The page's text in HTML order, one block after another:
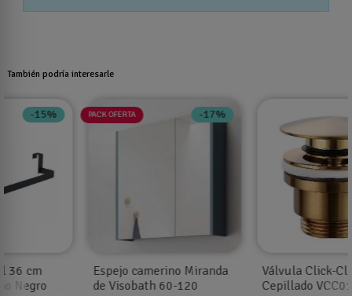
También podría interesarle
-26%
Válvula Click-Clack Oro
Cepillado VCC014
Toallero lateral Oro
cepillado 36 cm mueble